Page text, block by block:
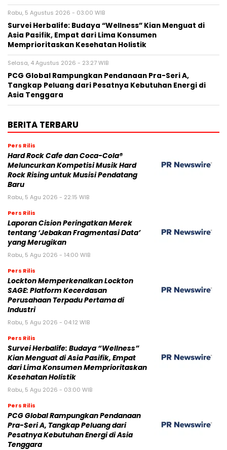
Rabu, 5 Agustus 2026 - 03:00 WIB
Survei Herbalife: Budaya “Wellness” Kian Menguat di
Asia Pasifik, Empat dari Lima Konsumen
Memprioritaskan Kesehatan Holistik
Selasa, 4 Agustus 2026 - 23:27 WIB
PCG Global Rampungkan Pendanaan Pra-Seri A,
Tangkap Peluang dari Pesatnya Kebutuhan Energi di
Asia Tenggara
BERITA TERBARU
Pers Rilis
Hard Rock Cafe dan Coca-Cola®
Meluncurkan Kompetisi Musik Hard
Rock Rising untuk Musisi Pendatang
Baru
Rabu, 5 Agu 2026 - 22:15 WIB
Pers Rilis
Laporan Cision Peringatkan Merek
tentang ‘Jebakan Fragmentasi Data’
yang Merugikan
Rabu, 5 Agu 2026 - 14:00 WIB
Pers Rilis
Lockton Memperkenalkan Lockton
SAGE: Platform Kecerdasan
Perusahaan Terpadu Pertama di
Industri
Rabu, 5 Agu 2026 - 04:12 WIB
Pers Rilis
Survei Herbalife: Budaya “Wellness”
Kian Menguat di Asia Pasifik, Empat
dari Lima Konsumen Memprioritaskan
Kesehatan Holistik
Rabu, 5 Agu 2026 - 03:00 WIB
Pers Rilis
PCG Global Rampungkan Pendanaan
Pra-Seri A, Tangkap Peluang dari
Pesatnya Kebutuhan Energi di Asia
Tenggara